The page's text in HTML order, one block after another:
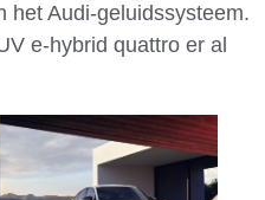
het Audi-geluidssysteem.
e-hybrid quattro er al